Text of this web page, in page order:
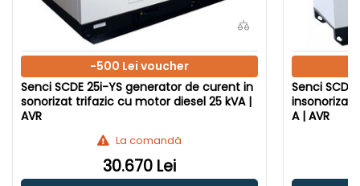
-500 Lei voucher
Senci SCDE 25i-YS generator de curent in
sonorizat trifazic cu motor diesel 25 kVA |
AVR
La comandă
30.670 Lei
Senci
insonorizat
A | AVR